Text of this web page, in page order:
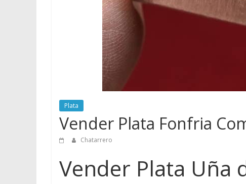
Plata
Vender Plata Fonfria
Chatarrero
Vender Plata Uña